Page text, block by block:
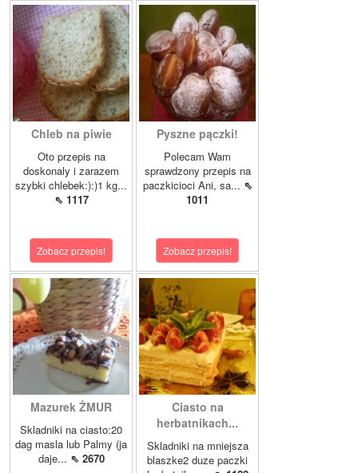
Chleb na piwie
Oto przepis na
doskonaly i zarazem
szybki chlebek:):)1 kg...
⇖ 1117
Zobacz przepis!
Pyszne pączki!
Polecam Wam
sprawdzony przepis na
paczkicioci Ani, sa... ⇖
1011
Zobacz przepis!
Mazurek ŻMUR
Skladniki na ciasto:20
dag masla lub Palmy (ja
daje... ⇖ 2670
Ciasto na
herbatnikach...
Skladniki na mniejsza
blaszke2 duze paczki